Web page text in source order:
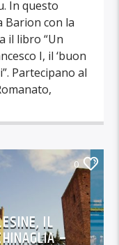
In questo
Barion con la
il libro “Un
I, il ‘buon
Partecipano al
0
IL
–